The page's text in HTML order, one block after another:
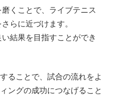
くことで、ライブテニス
らに近づけます。
結果を目指すことができ
ることで、試合の流れをよ
ングの成功につなげること